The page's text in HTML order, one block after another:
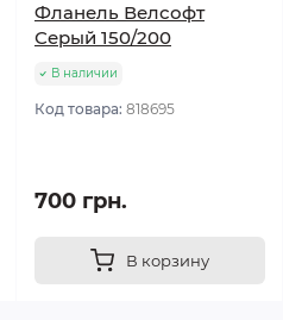
Фланель Велсофт
Серый 150/200
В наличии
Код товара: 818695
700 грн.
В корзину